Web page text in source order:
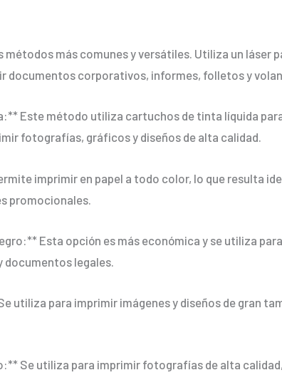
métodos más comunes y versátiles. Utiliza un láser
documentos corporativos, informes, folletos y
Este método utiliza cartuchos de tinta líquida
fotografías, gráficos y diseños de alta calidad.
imprimir en papel a todo color, lo que resulta
promocionales.
Esta opción es más económica y se utiliza
legales.
utiliza para imprimir imágenes y diseños de gran
Se utiliza para imprimir fotografías de alta